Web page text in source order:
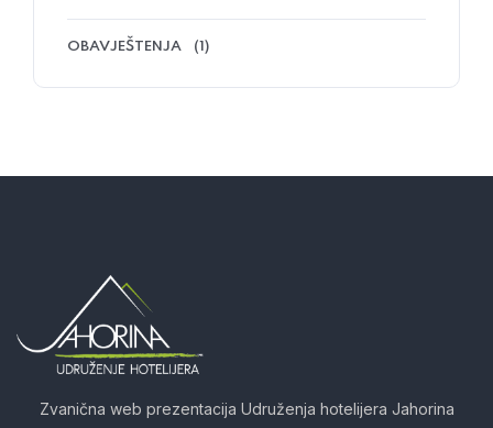
OBAVJEŠTENJA (1)
Zvanična web prezentacija Udruženja hotelijera Jahorina